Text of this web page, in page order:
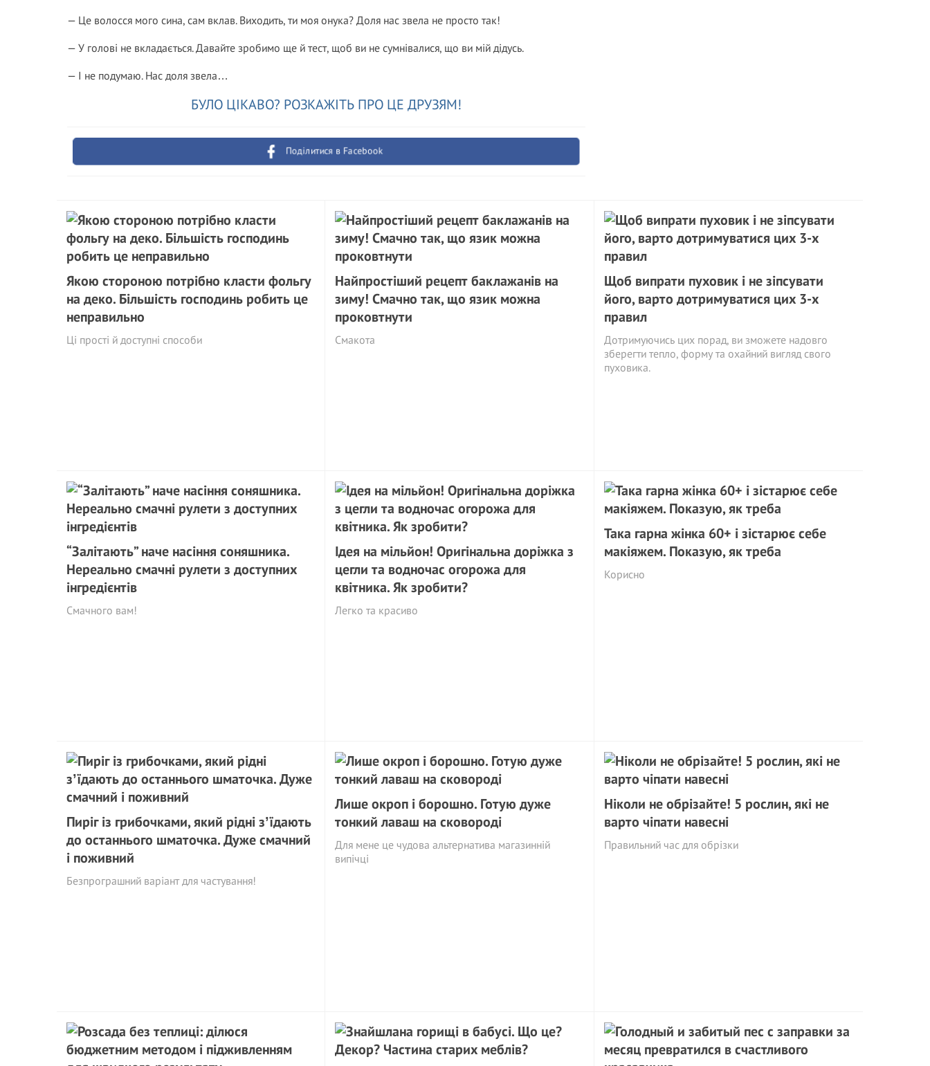
— Це волосся мого сина, сам вклав. Виходить, ти моя онука? Доля нас звела не просто так!
— У голові не вкладається. Давайте зробимо ще й тест, щоб ви не сумнівалися, що ви мій дідусь.
— І не подумаю. Нас доля звела…
БУЛО ЦІКАВО? РОЗКАЖІТЬ ПРО ЦЕ ДРУЗЯМ!
Поділитися в Facebook
Якою стороною потрібно класти фольгу
на деко. Більшість господинь робить це
неправильно
Ці прості й доступні способи
Найпростіший рецепт баклажанів на
зиму! Смачно так, що язик можна
проковтнути
Смакота
Щоб випрати пуховик і не зіпсувати
його, варто дотримуватися цих 3-х
правил
Дотримуючись цих порад, ви зможете надовго
зберегти тепло, форму та охайний вигляд свого
пуховика.
“Залітають” наче насіння соняшника.
Нереально смачні рулети з доступних
інгредієнтів
Смачного вам!
Ідея на мільйон! Оригінальна доріжка з
цегли та водночас огорожа для
квітника. Як зробити?
Легко та красиво
Така гарна жінка 60+ і зістарює себе
макіяжем. Показую, як треба
Корисно
Пиріг із грибочками, який рідні зʼїдають
до останнього шматочка. Дуже смачний
і поживний
Безпрограшний варіант для частування!
Лише окроп і борошно. Готую дуже
тонкий лаваш на сковороді
Для мене це чудова альтернатива магазинній
випічці
Ніколи не обрізайте! 5 рослин, які не
варто чіпати навесні
Правильний час для обрізки